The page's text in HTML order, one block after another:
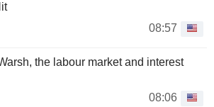
08:57
the labour market and interest
08:06